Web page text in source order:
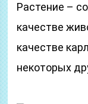
Растение –
качестве
качестве
некоторых